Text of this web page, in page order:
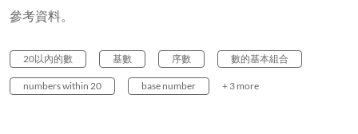
參考資料。
20以內的數 基數 序數 數的基本組合
numbers within 20 base number + 3 more